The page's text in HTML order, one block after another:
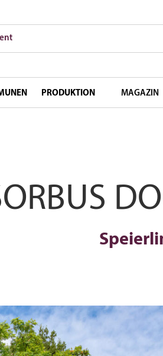
PRODUKTION MAGAZIN